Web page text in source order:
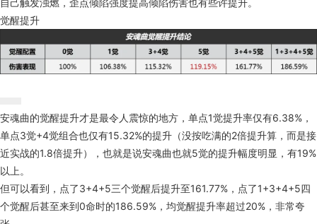
自己触发浊燃，歪点倾陷强度提高倾陷伤害也有些许提升。
觉醒提升
安魂曲的觉醒提升才是最令人震惊的地方，单点1觉提升率仅有6.38%，
单点3觉+4觉组合也仅有15.32%的提升（没按吃满的2倍提升算，而是接
近实战的1.8倍提升），也就是说安魂曲也就5觉的提升幅度明显，有19%
以上。
但可以看到，点了3+4+5三个觉醒后提升至161.77%，点了1+3+4+5四
个觉醒后甚至来到0命时的186.59%，均觉醒提升率超过20%，非常夸